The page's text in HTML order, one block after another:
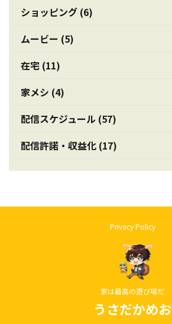
ショッピング (6)
ムービー (5)
在宅 (11)
家メシ (4)
配信スケジュール (57)
配信許諾・収益化 (17)
Privacy Policy
家は最高の遊び場だ
うさだかめお